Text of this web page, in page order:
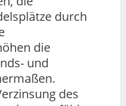
durch
die
und
des